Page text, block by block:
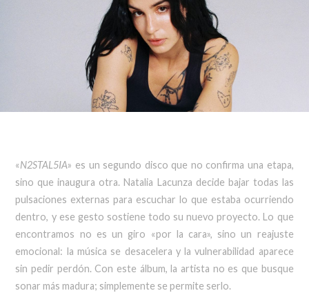
«N2STAL5IA» es un segundo disco que no confirma una etapa,
sino que inaugura otra. Natalia Lacunza decide bajar todas las
pulsaciones externas para escuchar lo que estaba ocurriendo
dentro, y ese gesto sostiene todo su nuevo proyecto. Lo que
encontramos no es un giro «por la cara», sino un reajuste
emocional: la música se desacelera y la vulnerabilidad aparece
sin pedir perdón. Con este álbum, la artista no es que busque
sonar más madura; simplemente se permite serlo.